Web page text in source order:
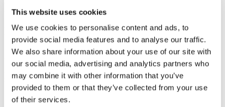
This website uses cookies
We use cookies to personalise content and ads, to
provide social media features and to analyse our traffic.
We also share information about your use of our site with
our social media, advertising and analytics partners who
may combine it with other information that you’ve
provided to them or that they’ve collected from your use
of their services.
Dotaz 155
Dotaz
Dobrý den, uvažujeme o nalepení lina nebo pvc bílého vzoru do
koupelny včetně stěny. Kamarádovi se však prý stalo, že mu část po
nalepení na stěnu zežloutla. Čím to mohlo být způsobeno? Na co si
máme dát pozor? Je nutné použít nějaké speciální bílé lepidlo?
Odpověď